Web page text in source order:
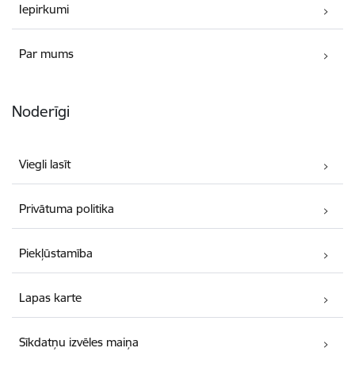
Iepirkumi
Par mums
Noderīgi
Viegli lasīt
Privātuma politika
Piekļūstamība
Lapas karte
Sīkdatņu izvēles maiņa